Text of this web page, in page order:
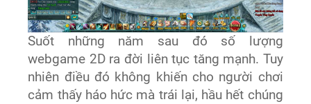
Suốt những năm sau đó số lượng
webgame 2D ra đời liên tục tăng mạnh. Tuy
nhiên điều đó không khiến cho người chơi
cảm thấy háo hức mà trái lại, hầu hết chúng